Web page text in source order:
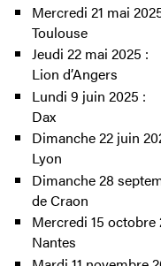
Mercredi 21 mai
Toulouse
Jeudi 22 mai
Lion d’Angers
Lundi 9 juin
Dax
Dimanche 22 juin
Lyon
Dimanche 28
de Craon
Mercredi 15 octobre
Nantes